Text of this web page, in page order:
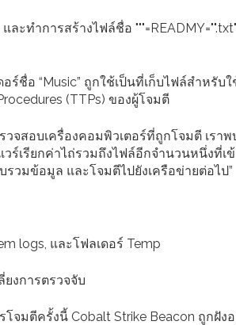
ะทำการสร้างไฟล์ชื่อ """=READMY="".txt"
ชื่อ “Music” ถูกใช้เป็นที่เก็บไฟล์สำหรับใ
(TTPs) ของผู้โจมตี
วจสอบเครื่องคอมพิวเตอร์ที่ถูกโจมตี เรา
ร์เรียกค่าไถ่รวมถึงไฟล์อีกจำนวนหนึ่งที่เ
รวมข้อมูล และโจมตีไปยังเครือข่ายต่อไป”
logs, และโฟลเดอร์ Temp
งการตรวจจับ
โจมตีครั้งนี้ Cobalt Strike Beacon ถูกฝัง